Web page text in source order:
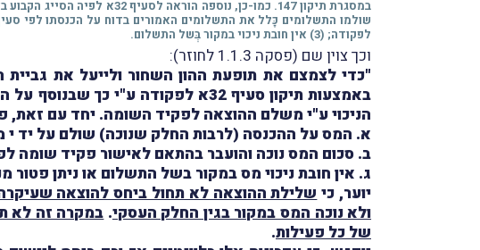
לפקודה; (3) אין חובת ניכוי במקור בְּשל התשלום.
וכך צוין שם (פסקה 1.1.3 לחוזר):
"כדי לצמצם את תופעת ההון השחור ולייעל את
באמצעות תיקון סעיף 32א לפקודה
הניכוי ע"י משלם ההוצאה לפקיד השומה. יחד עם
א. המס על ההכנסה (לרבות החלק שנוכה) שולם על יד י
ב. סכום המס נוכה והועבר בהתאם לאישור פקיד שומה לפי סעיפים 166
ג. אין חובת ניכוי מס במקור בשל התשלום או ניתן פטור
יוער, כישלילת ההוצאה לא תחול ביחס להוצאה
ולא נוכה המס במקור בגין החלק העסקי.במקרה זה לא
של כל פעילות.